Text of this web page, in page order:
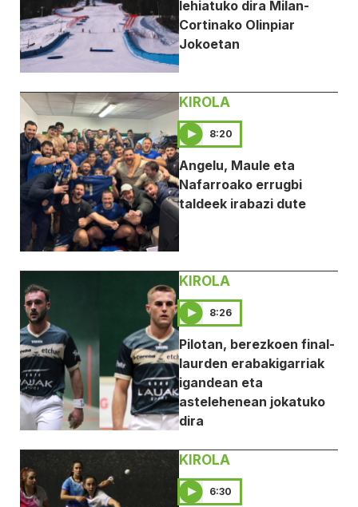
lehiatuko dira Milan-
Cortinako Olinpiar
Jokoetan
KIROLA
8:20
Angelu, Maule eta
Nafarroako errugbi
taldeek irabazi dute
KIROLA
8:26
Pilotan, berezkoen final-
laurden erabakigarriak
igandean eta
astelehenean jokatuko
dira
KIROLA
6:30